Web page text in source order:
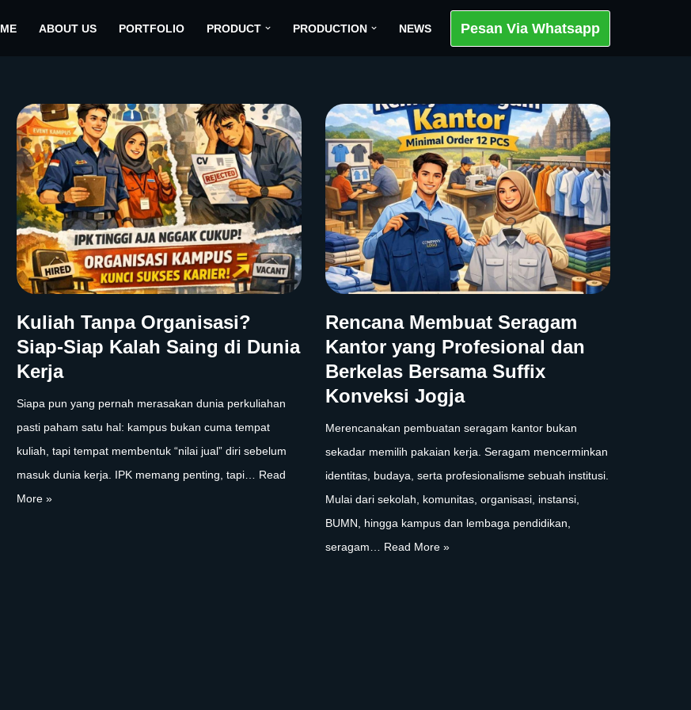
ABOUT US PORTFOLIO PRODUCT PRODUCTION NEWS Pesan Via Whatsapp
Kuliah Tanpa Organisasi?
Siap-Siap Kalah Saing di Dunia
Kerja
Siapa pun yang pernah merasakan dunia perkuliahan
pasti paham satu hal: kampus bukan cuma tempat
kuliah, tapi tempat membentuk “nilai jual” diri sebelum
masuk dunia kerja. IPK memang penting, tapi… Read
More »
Rencana Membuat Seragam
Kantor yang Profesional dan
Berkelas Bersama Suffix
Konveksi Jogja
Merencanakan pembuatan seragam kantor bukan
sekadar memilih pakaian kerja. Seragam mencerminkan
identitas, budaya, serta profesionalisme sebuah institusi.
Mulai dari sekolah, komunitas, organisasi, instansi,
BUMN, hingga kampus dan lembaga pendidikan,
seragam… Read More »